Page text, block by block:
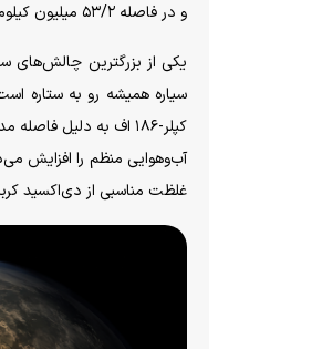
و در فاصله ۵۳/۲ میلیون کیلومتری آن قرار دارد.
سیاره همیشه رو به ستاره
کپلر-۱۸۶ اف به
غلظت مناسبی از دی‌اکسید